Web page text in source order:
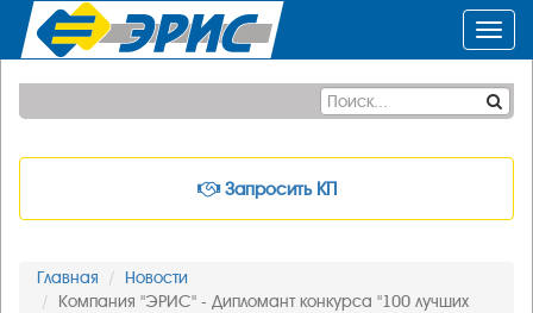
Запросить КП
Главная
Новости
Компания "ЭРИС" - Дипломант конкурса "100 лучших